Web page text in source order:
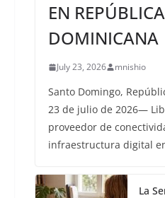
EN REPÚBLICA
DOMINICANA
July 23, 2026 mnishio
Santo Domingo,
23 de julio de 2026—
proveedor de
infraestructura digital
La